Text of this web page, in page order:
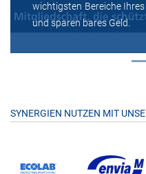
wichtigsten Bereiche
und sparen bares Geld.
SYNERGIEN NUTZEN MIT